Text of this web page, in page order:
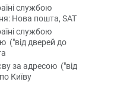
службою
Нова пошта, SAT
службою
("від дверей до
за адресою ("від
Київу